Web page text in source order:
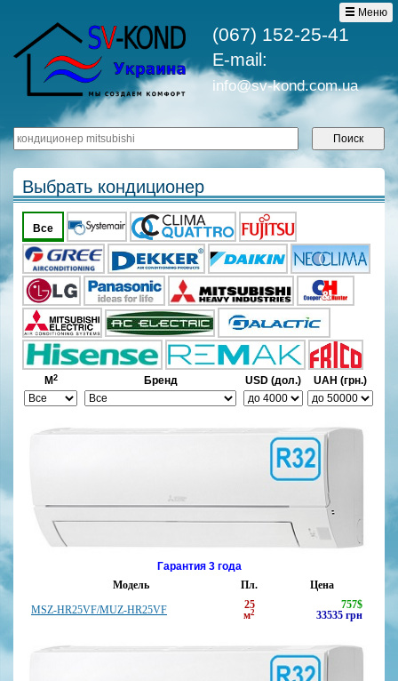
Меню
(067) 152-25-41
E-mail:
info@sv-kond.com.ua
Выбрать кондиционер
Все
М2 Бренд USD (дол.) UAH (грн.)
Гарантия 3 года
Модель
Пл.
Цена
MSZ-HR25VF/MUZ-HR25VF
25
м2
757$
33535 грн